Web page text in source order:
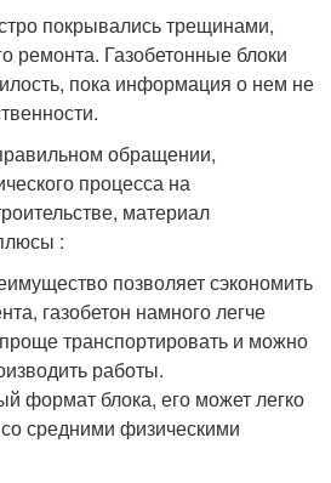
покрывались трещинами,
ремонта. Газобетонные блоки
пока информация о нем не
обращении,
процесса на
материал
:
позволяет сэкономить
газобетон намного легче
транспортировать и можно
работы.
формат блока, его может легко
средними физическими